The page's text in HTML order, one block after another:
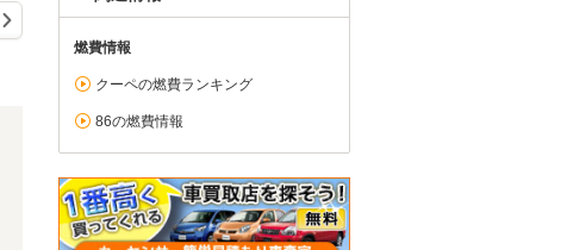
燃費情報
クーペの燃費ランキング
86の燃費情報